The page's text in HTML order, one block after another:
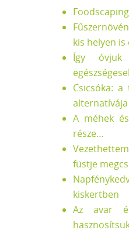
kis helyen is
Így
Csicsóka:
A méhek
része…
füstje
kiskertben
Az avar